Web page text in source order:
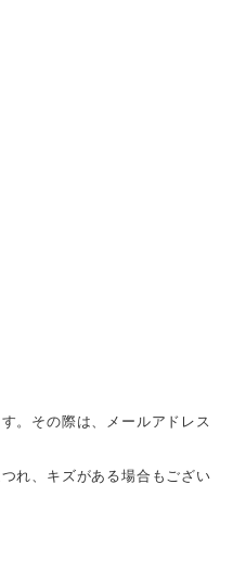
。その際は、メールアドレス
れ、キズがある場合もござい